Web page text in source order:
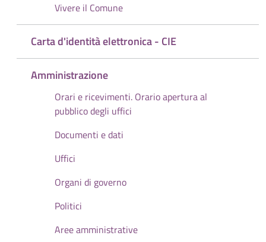
Vivere il Comune
Carta d'identità elettronica - CIE
Amministrazione
Orari e ricevimenti. Orario apertura al
pubblico degli uffici
Documenti e dati
Uffici
Organi di governo
Politici
Aree amministrative